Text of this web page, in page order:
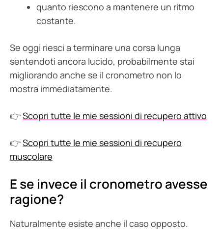
quanto riescono a mantenere un ritmo
costante.
Se oggi riesci a terminare una corsa lunga
sentendoti ancora lucido, probabilmente stai
migliorando anche se il cronometro non lo
mostra immediatamente.
👉Scopri tutte le mie sessioni di recupero attivo
👉Scopri tutte le mie sessioni di recupero
muscolare
E se invece il cronometro avesse
ragione?
Naturalmente esiste anche il caso opposto.